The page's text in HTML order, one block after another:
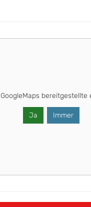
GoogleMaps bereitgestellte
Ja Immer